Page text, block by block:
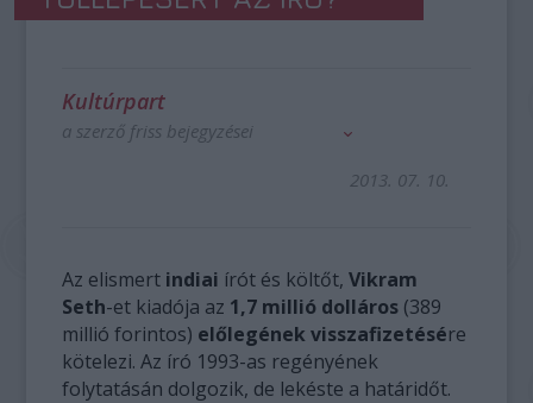
Kultúrpart
a szerző friss bejegyzései
2013. 07. 10.
Az elismert indiai írót és költőt,Vikram
Seth-et kiadója az 1,7 millió dolláros (389
millió forintos) előlegének visszafizetésére
kötelezi. Az író 1993-as regényének
folytatásán dolgozik, de lekéste a határidőt.